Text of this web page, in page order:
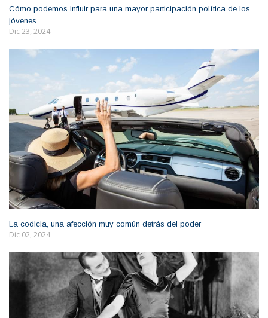
Cómo podemos influir para una mayor participación política de los
jóvenes
Dic 23, 2024
La codicia, una afección muy común detrás del poder
Dic 02, 2024